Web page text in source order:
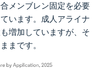
メンブレン固定を必要
います。成人アライナ
増加していますが、そ
まです。